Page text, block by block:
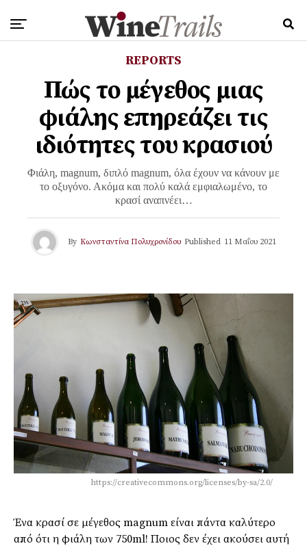
REPORTS
Πώς το μέγεθος μιας
φιάλης επηρεάζει τις
ιδιότητες του κρασιού
Φιάλη, magnum, διπλό magnum, όλα έχουν να κάνουν με
το οξυγόνο. Ακόμα και πολύ καλά εμφιαλωμένο, το
κρασί αναπνέει…
By Κωνσταντίνα Πολυχρονίδου Published 11 Μαΐου 2021
https://creativecommons.org/licenses/by-sa/2.0/
Ένα κρασί σε μέγεθος magnum είναι πάντα καλύτερο
από ότι η φιάλη των 750ml! Ποιος δεν έχει ακούσει αυτή